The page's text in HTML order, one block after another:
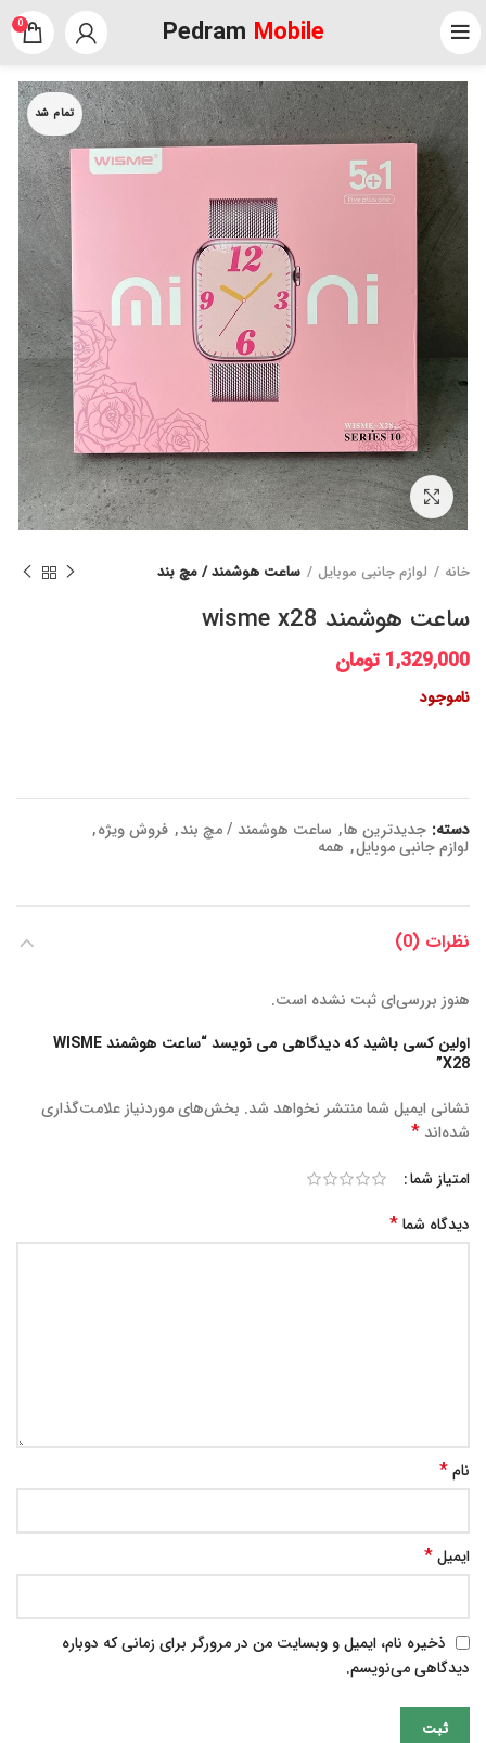
Pedram Mobile
0
تمام شد
برای بزرگنمایی کلیک کنید
خانه لوازم جانبی موبایل ساعت هوشمند / مچ بند
ساعت هوشمند wisme x28
1,329,000 تومان
ناموجود
دسته: جدیدترین ها, ساعت هوشمند / مچ بند, فروش ویژه,
لوازم جانبی موبایل, همه
نظرات (0)
هنوز بررسی‌ای ثبت نشده است.
اولین کسی باشید که دیدگاهی می نویسد “ساعت هوشمند WISME
X28”
نشانی ایمیل شما منتشر نخواهد شد. بخش‌های موردنیاز علامت‌گذاری
شده‌اند *
امتیاز شما
دیدگاه شما*
نام*
ایمیل*
ذخیره نام، ایمیل و وبسایت من در مرورگر برای زمانی که دوباره
دیدگاهی می‌نویسم.